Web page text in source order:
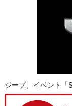
ジープ、イベント